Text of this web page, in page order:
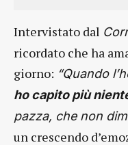
Intervistato dal
ricordato che ha
giorno: “Quando
ho capito più
pazza, che non
un crescendo